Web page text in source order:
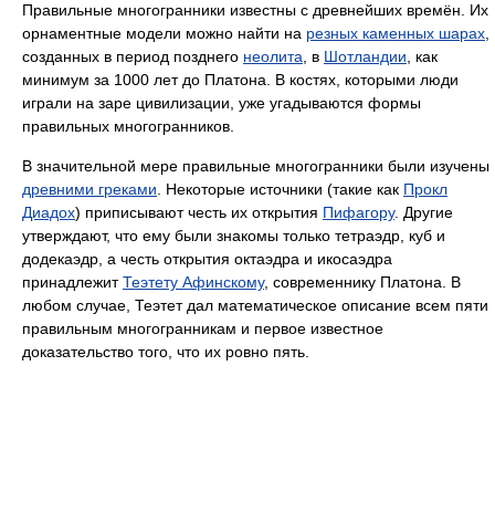
Правильные многогранники известны с древнейших времён. Их
орнаментные модели можно найти на резных каменных шарах
созданных в период позднего неолита , в Шотландии , как
минимум за 1000 лет до Платона. В костях, которыми люди
играли на заре цивилизации, уже угадываются формы
правильных многогранников.
В значительной мере правильные многогранники были изучены
древними греками . Некоторые источники (такие как Прокл
Диадох) приписывают честь их открытия Пифагору. Другие
утверждают, что ему были знакомы только тетраэдр, куб и
додекаэдр, а честь открытия октаэдра и икосаэдра
принадлежитТеэтету Афинскому, современнику Платона. В
любом случае, Теэтет дал математическое описание всем пяти
правильным многогранникам и первое известное
доказательство того, что их ровно пять.